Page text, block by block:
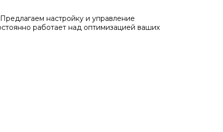
настройку и управление
работает над оптимизацией ваших